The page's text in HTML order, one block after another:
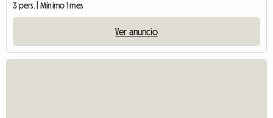
3 pers. | Mínimo 1 mes
Ver anuncio